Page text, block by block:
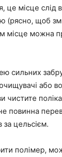
це місце слід
(рясно, щоб
місце можна
сильних
або
чистите
повинна
за цельсієм.
полімер,